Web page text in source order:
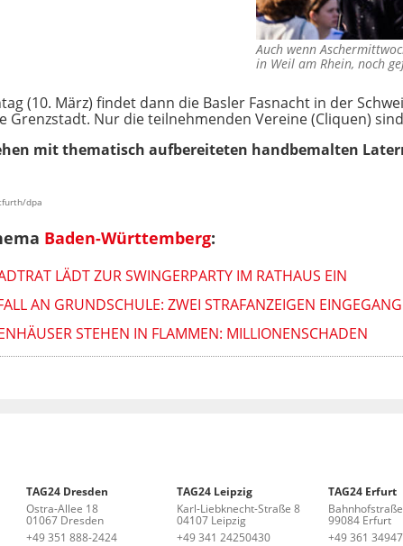
Auch wenn
in Weil am Rhein, noch
(10. März) findet dann die Basler Fasnacht in der
Grenzstadt. Nur die teilnehmenden Vereine (Cliquen)
mit thematisch aufbereiteten handbemalten
dpa
Baden-Württemberg:
LÄDT ZUR SWINGERPARTY IM RATHAUS EIN
AN GRUNDSCHULE: ZWEI STRAFANZEIGEN
STEHEN IN FLAMMEN: MILLIONENSCHADEN
TAG24 Dresden
Ostra-Allee 18
01067 Dresden
+49 351 888-2424
TAG24 Leipzig
Karl-Liebknecht-Straße 8
04107 Leipzig
+49 341 24250430
TAG24 Erfurt
99084 Erfurt
+49 361